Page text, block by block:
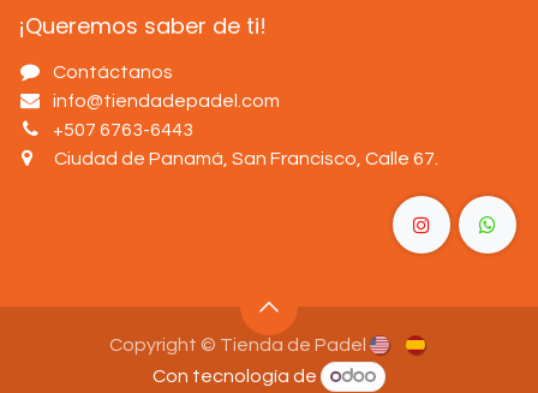
¡Queremos saber de ti!
Contáctanos
info@tiendadepadel.com
+507 6763-6443
Ciudad de Panamá, San Francisco, Calle 67.
Copyright © Tienda de Padel
Con tecnología de